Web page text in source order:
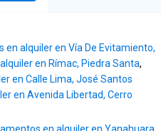
en
en alquiler en Vía De Evitamiento,
en Rímac, Piedra Santa,
en Calle Lima, José Santos
en Avenida Libertad, Cerro